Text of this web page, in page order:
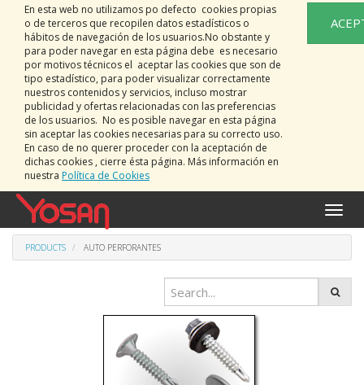
En esta web no utilizamos po defecto cookies propias
o de terceros que recopilen datos estadísticos o
hábitos de navegación de los usuarios.No obstante y
para poder navegar en esta página debe es necesario
por motivos técnicos el aceptar las cookies que son de
tipo estadístico, para poder visualizar correctamente
nuestros contenidos y servicios, incluso mostrar
publicidad y ofertas relacionadas con las preferencias
de los usuarios. No es posible navegar en esta página
sin aceptar las cookies necesarias para su correcto uso.
En caso de no querer proceder con la aceptación de
dichas cookies , cierre ésta página. Más información en
nuestra Política de Cookies
Toggle
PRODUCTS AUTO PERFORANTES